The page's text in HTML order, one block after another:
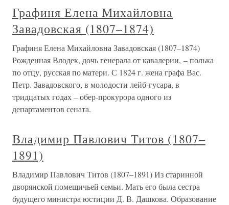
Графиня Елена Михайловна
Завадовская (1807–1874)
Графиня Елена Михайловна Завадовская (1807–1874)
Рожденная Влодек, дочь генерала от кавалерии, – полька
по отцу, русская по матери. С 1824 г. жена графа Вас.
Петр. Завадовского, в молодости лейб-гусара, в
тридцатых годах – обер-прокурора одного из
департаментов сената.
Владимир Павлович Титов (1807–
1891)
Владимир Павлович Титов (1807–1891) Из старинной
дворянской помещичьей семьи. Мать его была сестра
будущего министра юстиции Д. В. Дашкова. Образование